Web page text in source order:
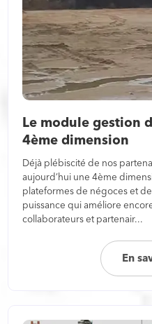
Le module gestion
4ème dimension
Déjà plébiscité de nos
aujourd’hui une 4ème
plateformes de négoces et
puissance qui améliore
collaborateurs et partenair...
En